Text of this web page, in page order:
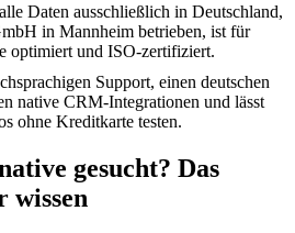
Daten ausschließlich in Deutschland,
in Mannheim betrieben, ist für
optimiert und ISO-zertifiziert.
Support, einen deutschen
native CRM-Integrationen und lässt
ohne Kreditkarte testen.
gesucht? Das
wissen